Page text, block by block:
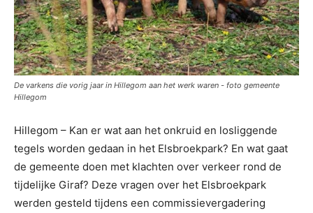
De varkens die vorig jaar in Hillegom aan het werk waren - foto gemeente
Hillegom
Hillegom – Kan er wat aan het onkruid en losliggende
tegels worden gedaan in het Elsbroekpark? En wat gaat
de gemeente doen met klachten over verkeer rond de
tijdelijke Giraf? Deze vragen over het Elsbroekpark
werden gesteld tijdens een commissievergadering